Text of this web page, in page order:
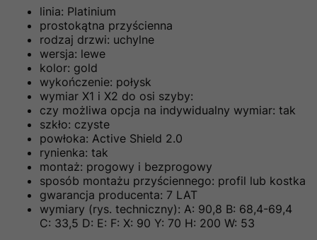
linia: Platinium
prostokątna przyścienna
rodzaj drzwi: uchylne
wersja: lewe
kolor: gold
wykończenie: połysk
wymiar X1 i X2 do osi szyby:
czy możliwa opcja na indywidualny wymiar: tak
szkło: czyste
powłoka: Active Shield 2.0
rynienka: tak
montaż: progowy i bezprogowy
sposób montażu przyściennego: profil lub kostka
gwarancja producenta: 7 LAT
wymiary (rys. techniczny): A: 90,8 B: 68,4-69,4
C: 33,5 D: E: F: X: 90 Y: 70 H: 200 W: 53